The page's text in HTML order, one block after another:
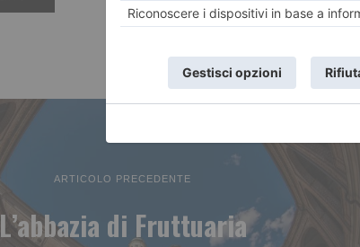
ARTICOLO PRECEDENTE
L’abbazia di Fruttuaria